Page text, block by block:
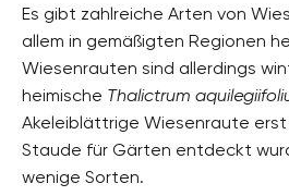
humusreich
Giftig
Ja
Pflanzenfamilien
Pflanzenarten
Es gibt zahlreiche Arten von
allem in gemäßigten Regionen
Wiesenrauten sind allerdings
heimische Thalictrum
Akeleiblättrige Wiesenraute
Staude für Gärten entdeckt
wenige Sorten.